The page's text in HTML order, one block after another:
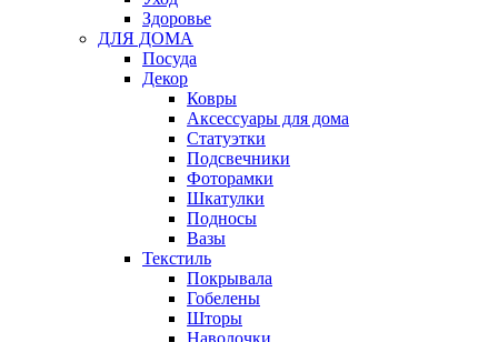
Здоровье
ДЛЯ ДОМА
Посуда
Декор
Ковры
Аксессуары для дома
Статуэтки
Подсвечники
Фоторамки
Шкатулки
Подносы
Вазы
Текстиль
Покрывала
Гобелены
Шторы
Наволочки